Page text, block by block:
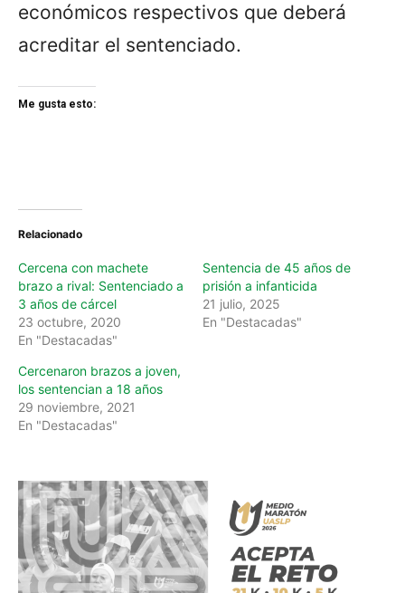
económicos respectivos que deberá
acreditar el sentenciado.
Me gusta esto:
Relacionado
Cercena con machete
brazo a rival: Sentenciado a
3 años de cárcel
23 octubre, 2020
En "Destacadas"
Sentencia de 45 años de
prisión a infanticida
21 julio, 2025
En "Destacadas"
Cercenaron brazos a joven,
los sentencian a 18 años
29 noviembre, 2021
En "Destacadas"